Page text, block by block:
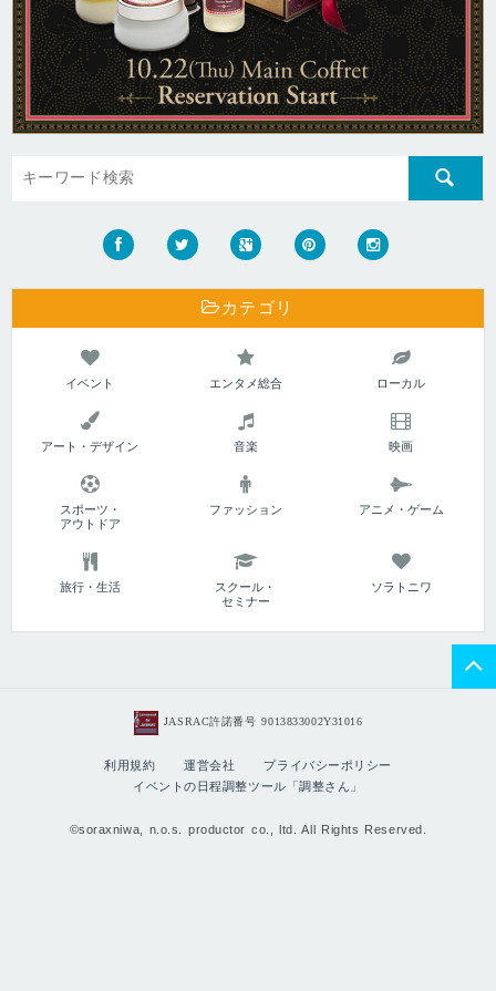
カテゴリ
イベント エンタメ総合 ローカル
アート・デザイン 音楽 映画
スポーツ・
アウトドア
ファッション アニメ・ゲーム
旅行・生活
スクール・
セミナー
ソラトニワ
JASRAC許諾番号 9013833002Y31016
利用規約 運営会社
プライバシーポリシー
イベントの日程調整ツール「調整さん」
©soraxniwa, n.o.s. productor co., ltd. All Rights Reserved.